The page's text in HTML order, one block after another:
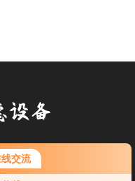
交流
来咨询，很高兴为您